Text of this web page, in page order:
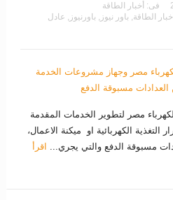
فى: أخبار الطاقة
أخبار الطاقة, باور نيوز , باورنيوز , عادل
مصر لتطوير الخدمات المقدمة
الكهربائية او ميكنة الاعمال،
مسبوقة الدفع والتي يجري... اقرأ